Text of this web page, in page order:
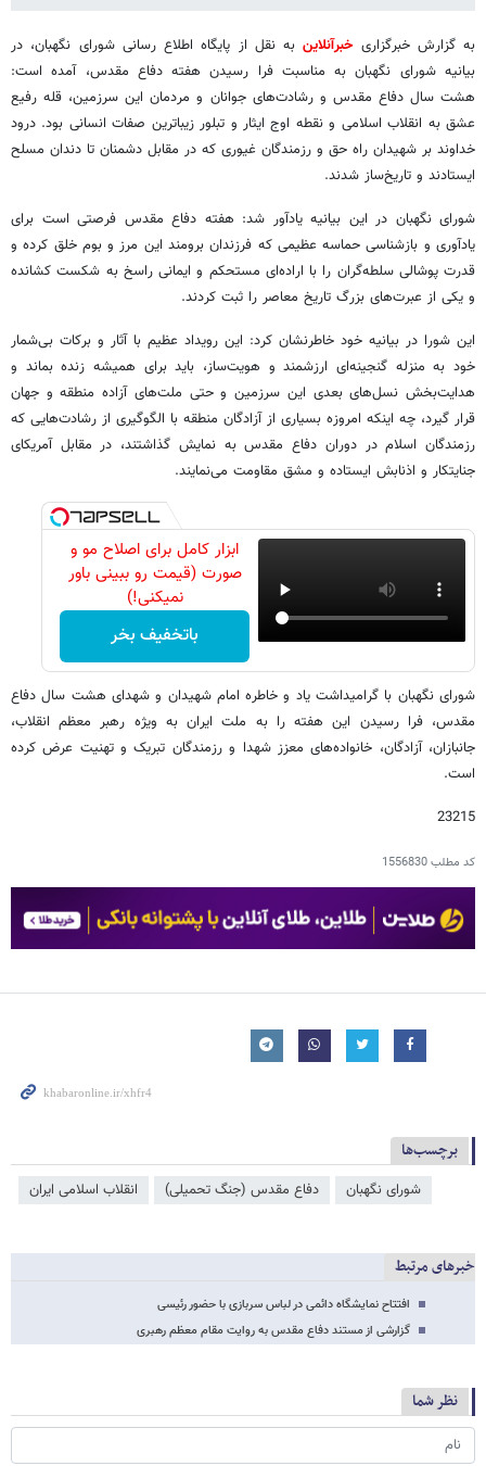
به گزارش خبرگزاریخبرآنلاینبه نقل از پایگاه اطلاع رسانی شورای نگهبان، در
بیانیه شورای نگهبان به مناسبت فرا رسیدن هفته دفاع مقدس، آمده است:
هشت سال دفاع مقدس و رشادت‌های جوانان و مردمان این سرزمین، قله رفیع
عشق به انقلاب اسلامی و نقطه اوج ایثار و تبلور زیباترین صفات انسانی بود. درود
خداوند بر شهیدان راه حق و رزمندگان غیوری که در مقابل دشمنان تا دندان مسلح
ایستادند و تاریخ‌ساز شدند.
شورای نگهبان در این بیانیه یادآور شد: هفته دفاع مقدس فرصتی است برای
یادآوری و بازشناسی حماسه عظیمی که فرزندان برومند این مرز و بوم خلق کرده و
قدرت پوشالی سلطه‌گران را با اراده‌ای مستحکم و ایمانی راسخ به شکست کشانده
و یکی از عبرت‌های بزرگ تاریخ معاصر را ثبت کردند.
این شورا در بیانیه خود خاطرنشان کرد: این رویداد عظیم با آثار و برکات بی‌شمار
خود به منزله گنجینه‌ای ارزشمند و هویت‌ساز، باید برای همیشه زنده بماند و
هدایت‌بخش نسل‌های بعدی این سرزمین و حتی ملت‌های آزاده منطقه و جهان
قرار گیرد، چه اینکه امروزه بسیاری از آزادگان منطقه با الگوگیری از رشادت‌هایی که
رزمندگان اسلام در دوران دفاع مقدس به نمایش گذاشتند، در مقابل آمریکای
جنایتکار و اذنابش ایستاده‌ و مشق مقاومت می‌نمایند.
ابزار کامل برای اصلاح مو و
صورت (قیمت رو ببینی باور
نمیکنی!)
باتخفیف بخر
شورای نگهبان با گرامیداشت یاد و خاطره امام شهیدان و شهدای هشت سال دفاع
مقدس، فرا رسیدن این هفته را به ملت ایران به ویژه رهبر معظم انقلاب،
جانبازان، آزادگان، خانواده‌های معزز شهدا و رزمندگان تبریک و تهنیت عرض کرده
است.
23215
کد مطلب1556830
برچسب‌ها
شورای نگهبان دفاع مقدس (جنگ تحمیلی) انقلاب اسلامی ایران
خبرهای مرتبط
افتتاح نمایشگاه دائمی در لباس سربازی با حضور رئیسی
گزارشی از مستند دفاع مقدس به روایت مقام معظم رهبری
نظر شما